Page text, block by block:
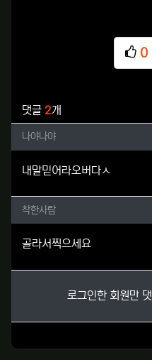
0
추
댓글 2개
나야나야님의 댓글
나야나야
내말믿어라오버다ㅅ
착한사람님의 댓글
착한사람
골라서찍으세요
로그인한 회원만